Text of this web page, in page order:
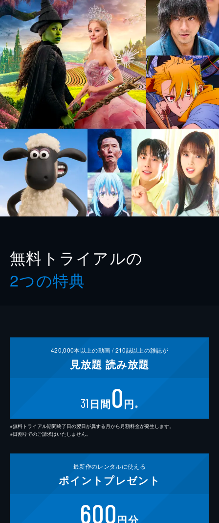
無料トライアルの
2つの特典
420,000本以上の動画 /210誌以上の雑誌が
見放題 読み放題
31 日間0円 ※
※無料トライアル期間終了日の翌日が属する月から月額料金が発生します。
※日割りでのご請求はいたしません。
最新作のレンタルに使える
ポイント プレゼント
600円分